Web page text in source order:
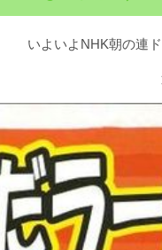
いよいよNHK朝の連